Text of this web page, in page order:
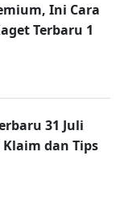
Ini Cara
Terbaru 1
31 Juli
Klaim dan Tips